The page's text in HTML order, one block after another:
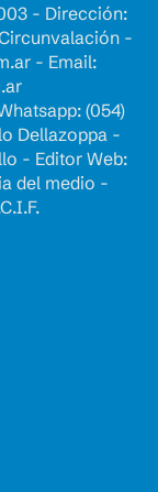
- Dirección:
-
- Email:
(054)
Dellazoppa -
- Editor Web:
del medio -